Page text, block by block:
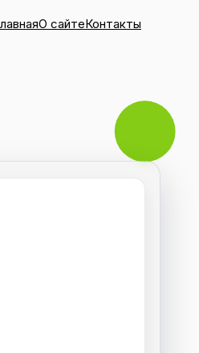
О сайтеКонтакты